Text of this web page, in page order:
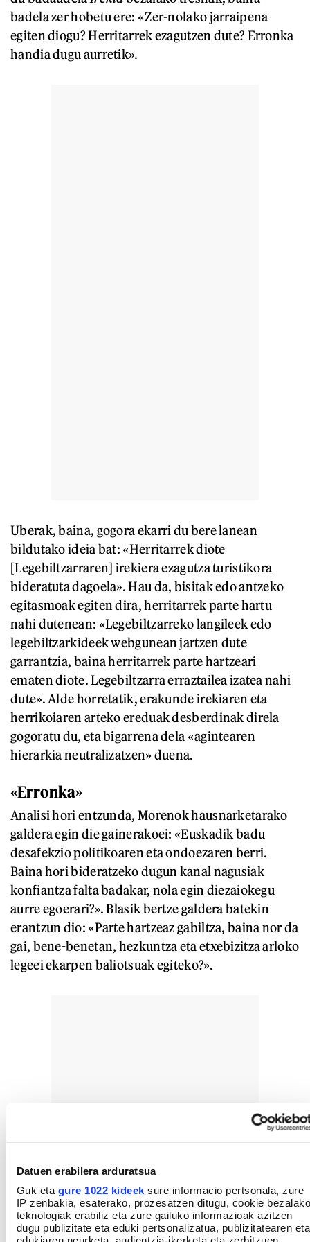
Datuen erabilera arduratsua
Guk eta gure 1022 kideek sure informacio pertsonala, zure
IP zenbakia, esaterako, prozesatzen ditugu, cookie bezalako
teknologiak erabiliz eta zure gailuko informazioak azitzen
dugu publizitate eta eduki pertsonalizatua, publizitatearen eta
badela zer hobetu ere: «Zer-nolako jarraipena
egiten diogu? Herritarrek ezagutzen dute? Erronka
handia dugu aurretik».
Uberak, baina, gogora ekarri du bere lanean
bildutako ideia bat: «Herritarrek diote
[Legebiltzarraren] irekiera ezagutza turistikora
bideratuta dagoela». Hau da, bisitak edo antzeko
egitasmoak egiten dira, herritarrek parte hartu
nahi dutenean: «Legebiltzarreko langileek edo
legebiltzarkideek webgunean jartzen dute
garrantzia, baina herritarrek parte hartzeari
ematen diote. Legebiltzarra erraztailea izatea nahi
dute». Alde horretatik, erakunde irekiaren eta
herrikoiaren arteko ereduak desberdinak direla
gogoratu du, eta bigarrena dela «agintearen
hierarkia neutralizatzen» duena.
«Erronka»
Analisi hori entzunda, Morenok hausnarketarako
galdera egin die gainerakoei: «Euskadik badu
desafekzio politikoaren eta ondoezaren berri.
Baina hori bideratzeko dugun kanal nagusiak
konfiantza falta badakar, nola egin diezaiokegu
aurre egoerari?». Blasik bertze galdera batekin
erantzun dio: «Parte hartzeaz gabiltza, baina nor da
gai, bene-benetan, hezkuntza eta etxebizitza arloko
legeei ekarpen baliotsuak egiteko?».